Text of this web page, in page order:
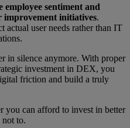
employee sentiment and
initiatives.
actual user needs rather than IT
in silence anymore. With proper
investment in DEX, you
friction and build a truly
you can afford to invest in better
to.